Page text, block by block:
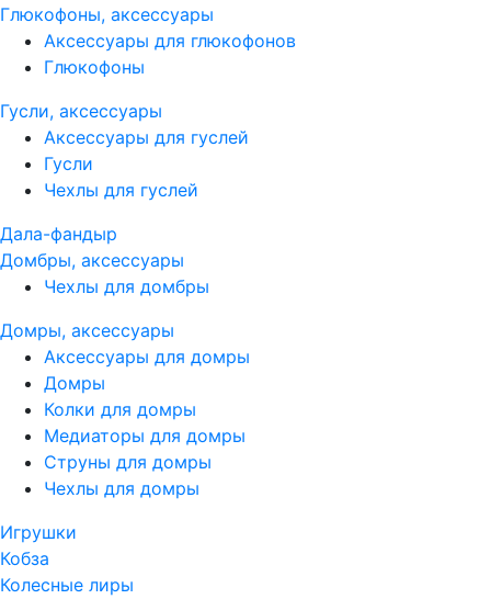
Глюкофоны, аксессуары
Аксессуары для глюкофонов
Глюкофоны
Гусли, аксессуары
Аксессуары для гуслей
Гусли
Чехлы для гуслей
Дала-фандыр
Домбры, аксессуары
Чехлы для домбры
Домры, аксессуары
Аксессуары для домры
Домры
Колки для домры
Медиаторы для домры
Струны для домры
Чехлы для домры
Игрушки
Кобза
Колесные лиры